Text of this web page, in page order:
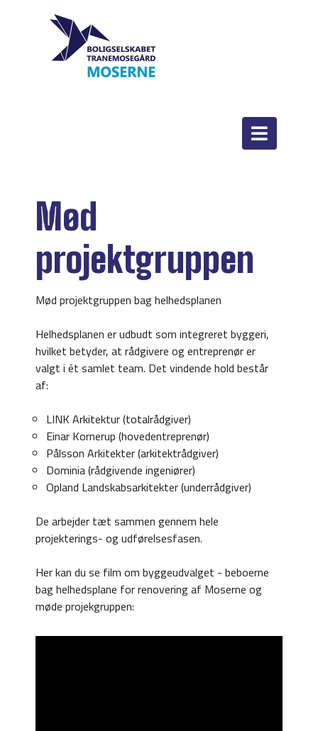
Mød
projektgruppen
Mød projektgruppen bag helhedsplanen
Helhedsplanen er udbudt som integreret byggeri,
hvilket betyder, at rådgivere og entreprenør er
valgt i ét samlet team. Det vindende hold består
af:
LINK Arkitektur (totalrådgiver)
Einar Kornerup (hovedentreprenør)
Pålsson Arkitekter (arkitektrådgiver)
Dominia (rådgivende ingeniører)
Opland Landskabsarkitekter (underrådgiver)
De arbejder tæt sammen gennem hele
projekterings- og udførelsesfasen.
Her kan du se film om byggeudvalget - beboerne
bag helhedsplane for renovering af Moserne og
møde projekgruppen: